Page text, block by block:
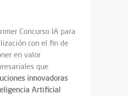
Concurso IA para
con el fin de
en valor
que
innovadoras
Artificial